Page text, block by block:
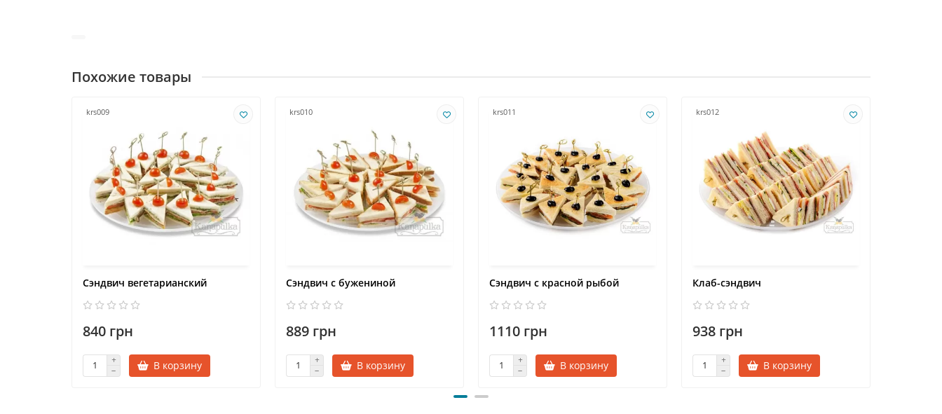
Похожие товары
krs009
Сэндвич вегетарианский
840 грн
В корзину
krs010
Сэндвич с бужениной
889 грн
В корзину
krs011
Сэндвич с красной рыбой
1110 грн
В корзину
krs012
Клаб-сэндвич
938 грн
В корзину